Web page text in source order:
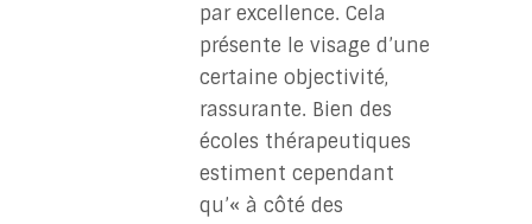
par excellence. Cela
présente le visage d’une
certaine objectivité,
rassurante. Bien des
écoles thérapeutiques
estiment cependant
qu’« à côté des